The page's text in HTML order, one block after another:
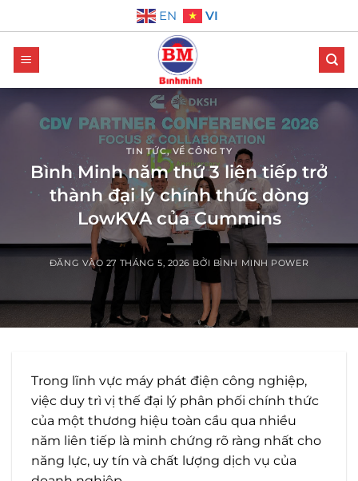
qua
nội
dung
EN VI
TIN TỨC,VỀ CÔNG TY
Bình Minh năm thứ 3 liên tiếp trở
thành đại lý chính thức dòng
LowKVA của Cummins
ĐĂNG VÀO 27 THÁNG 5, 2026 BỞI BÌNH MINH POWER
Trong lĩnh vực máy phát điện công nghiệp,
việc duy trì vị thế đại lý phân phối chính thức
của một thương hiệu toàn cầu qua nhiều
năm liên tiếp là minh chứng rõ ràng nhất cho
năng lực, uy tín và chất lượng dịch vụ của